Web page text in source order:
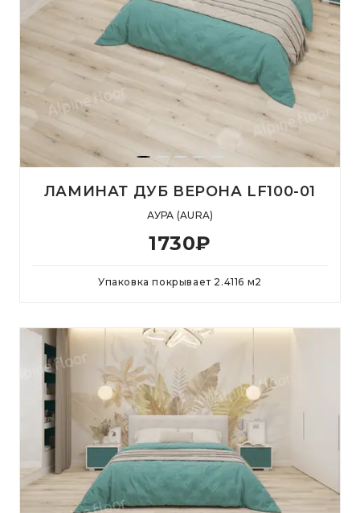
ЛАМИНАТ ДУБ ВЕРОНА LF100-01
АУРА (AURA)
1730₽
Упаковка покрывает 2.4116 м2